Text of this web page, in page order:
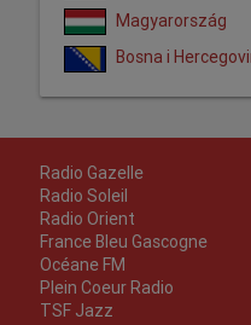
Magyarország
Bosna i
Radio Gazelle
Radio Soleil
Radio Orient
France Bleu Gascogne
Océane FM
Plein Coeur Radio
TSF Jazz